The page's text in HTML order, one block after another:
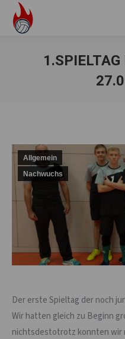
Allgemein
Nachwuchs
Der erste Spieltag der noch
Wir hatten gleich zu Beginn
nichtsdestotrotz konnten wir